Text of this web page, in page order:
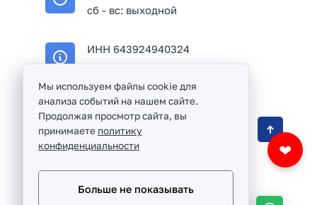
сб - вс: выходной
ИНН 643924940324
❤
Оптовая продажа сантехники и комплектующих
в Балаково и Саратовской области ©
Разработка сайта и дизайн:revtail.ru
Мы используем файлы cookie для
анализа событий на нашем сайте.
Продолжая просмотр сайта, вы
принимаете политику
конфиденциальности
Больше не показывать